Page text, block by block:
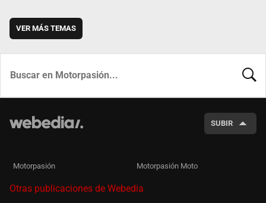
VER MÁS TEMAS
SUBIR
Motorpasión Motorpasión Moto
Otras publicaciones de Webedia